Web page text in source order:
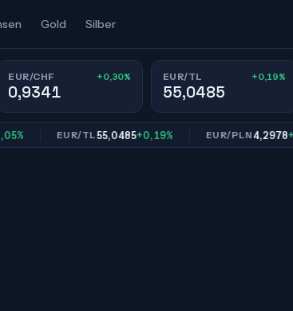
Gold Silber
EUR/CHF +0,30%
0,9341
EUR/TL +0,19%
55,0485
EUR/TL55,0485+0,19% EUR/PLN 4,2978+0,15%